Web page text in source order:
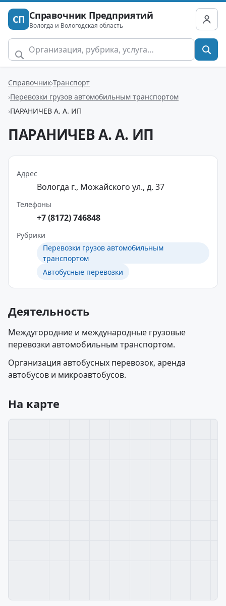
СП Справочник Предприятий
Вологда и Вологодская область
Справочник Транспорт
Перевозки грузов автомобильным транспортом
ПАРАНИЧЕВ А. А. ИП
ПАРАНИЧЕВ А. А. ИП
Адрес
Вологда г., Можайского ул., д. 37
Телефоны
+7 (8172) 746848
Рубрики
Перевозки грузов автомобильным
транспортом
Автобусные перевозки
Деятельность
Междугородние и международные грузовые
перевозки автомобильным транспортом.
Организация автобусных перевозок, аренда
автобусов и микроавтобусов.
На карте